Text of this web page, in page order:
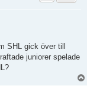
SHL gick över till
juniorer spelade